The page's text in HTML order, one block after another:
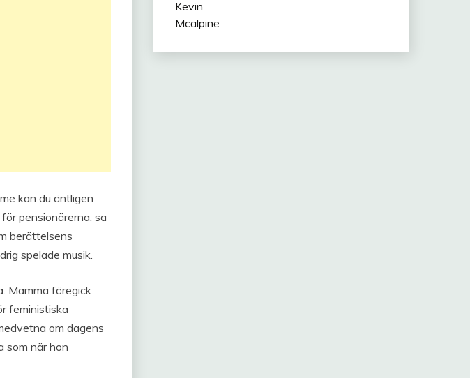
kan du äntligen
pensionärerna, sa
berättelsens
spelade musik.
Mamma föregick
feministiska
om dagens
som när hon